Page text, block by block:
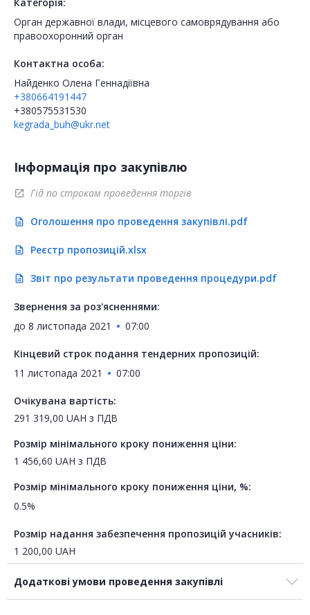
Орган державної влади, місцевого самоврядування або
правоохоронний орган
Контактна особа:
Найденко Олена Геннадіївна
+380664191447
+380575531530
kegrada_buh@ukr.net
Інформація про закупівлю
open_in_new Гід по строкам проведення торгів
description Оголошення про проведення закупівлі.pdf
description Реєстр пропозицій.xlsx
description Звіт про результати проведення процедури.pdf
Звернення за роз'ясненнями:
до 8 листопада 2021 07:00
Кінцевий строк подання тендерних пропозицій:
11 листопада 2021
07:00
Очікувана вартість:
291 319,00 UAH з ПДВ
Розмір мінімального кроку пониження ціни:
1 456,60 UAH з ПДВ
Розмір мінімального кроку пониження ціни, %:
0.5%
Розмір надання забезпечення пропозицій учасників:
1 200,00 UAH
Додаткові умови проведення закупівлі